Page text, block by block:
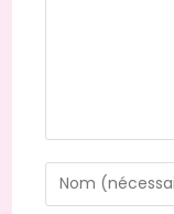
Enter
your